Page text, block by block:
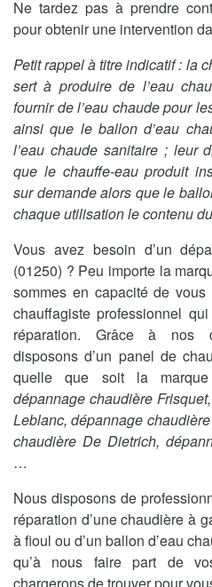
Ne tardez pas à prendre
pour obtenir une intervention
Petit rappel à titre indicatif : la
sert à produire de l’eau
fournir de l’eau chaude pour
ainsi que le ballon d’eau
l’eau chaude sanitaire ; leur
que le chauffe-eau produit
sur demande alors que le
chaque utilisation le contenu
Vous avez besoin d’un
(01250) ? Peu importe la
sommes en capacité de
chauffagiste professionnel
réparation. Grâce à nos
disposons d’un panel de
quelle que soit la
dépannage chaudière
Leblanc, dépannage
chaudière De Dietrich,
…
Nous disposons de
réparation d’une chaudière à
à fioul ou d’un ballon d’eau
qu’à nous faire part de